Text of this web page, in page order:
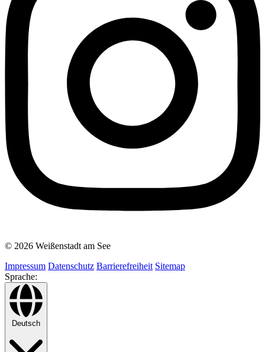
© 2026 Weißenstadt am See
Impressum Datenschutz Barrierefreiheit Sitemap
Sprache:
Deutsch